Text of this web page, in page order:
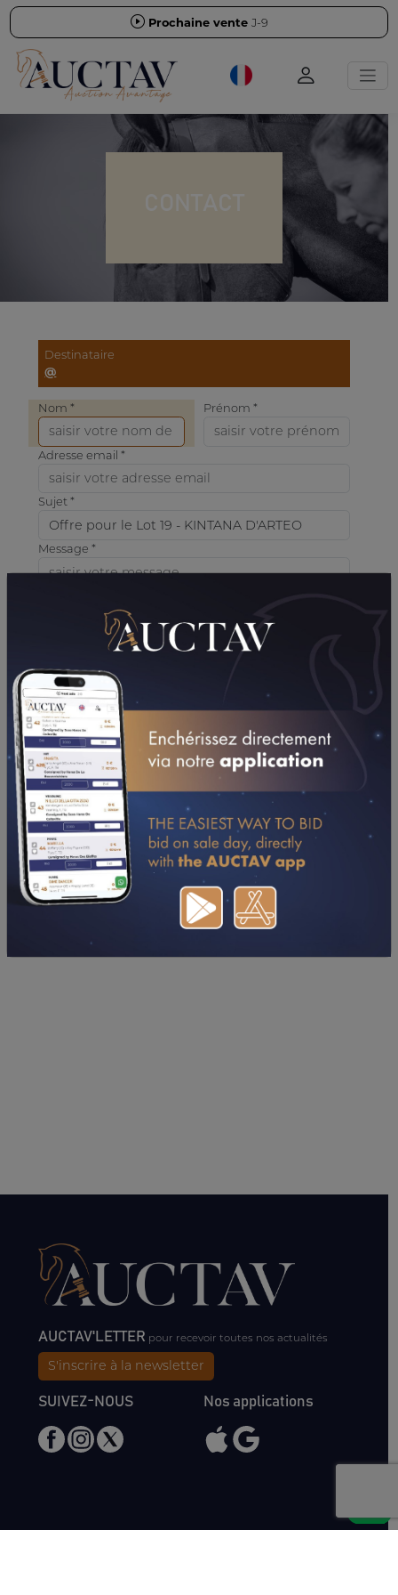
Prochaine vente J-9
Destinataire
@
Nom * Prénom *
Adresse email *
Sujet *
Message *
AUCTAV'LETTER pour recevoir toutes nos actualités
S'inscrire à la newsletter
SUIVEZ-NOUS Nos applications